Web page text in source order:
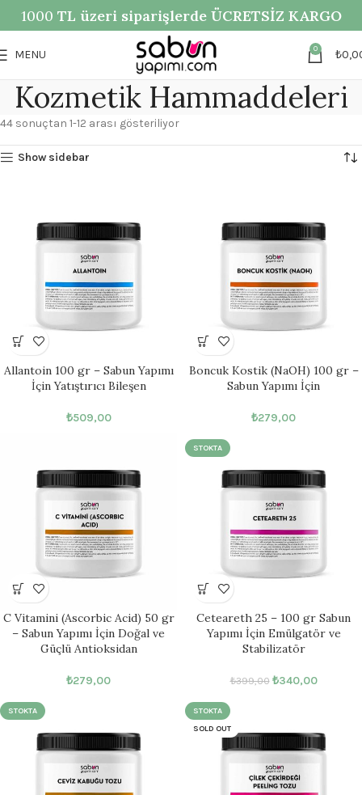
1000 TL üzeri siparişlerde ÜCRETSİZ KARGO
MENU 0 ₺
Kozmetik Hammaddeleri
44 sonuçtan 1-12 arası gösteriliyor
Show sidebar
Allantoin 100 gr – Sabun Yapımı
İçin Yatıştırıcı Bileşen
₺509,00
Boncuk Kostik (NaOH) 100 gr –
Sabun Yapımı İçin
₺279,00
C Vitamini (Ascorbic Acid) 50 gr
– Sabun Yapımı İçin Doğal ve
Güçlü Antioksidan
₺279,00
STOKTA
Ceteareth 25 – 100 gr Sabun
Yapımı İçin Emülgatör ve
Stabilizatör
₺399,00 ₺340,00
STOKTA
STOKTA
SOLD OUT